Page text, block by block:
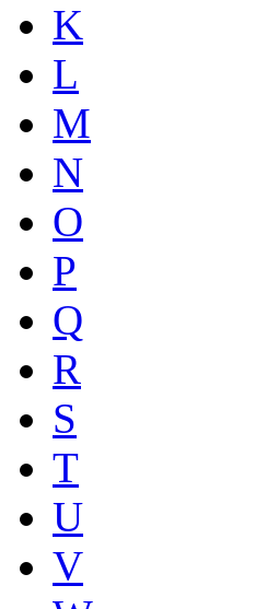
K
L
M
N
O
P
Q
R
S
T
U
V